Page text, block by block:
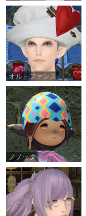
オルトファンス
ノノッタ